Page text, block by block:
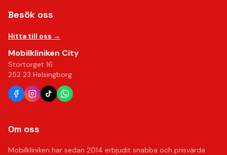
Besök oss
Hitta till oss →
Mobilkliniken City
Stortorget 16
252 23 Helsingborg
Om oss
Mobilkliniken har sedan 2014 erbjudit snabba och prisvärda